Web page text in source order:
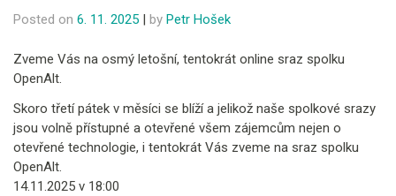
Posted on 6. 11. 2025 by Petr Hošek
Zveme Vás na osmý letošní, tentokrát online sraz spolku
OpenAlt.
Skoro třetí pátek v měsíci se blíží a jelikož naše spolkové srazy
jsou volně přístupné a otevřené všem zájemcům nejen o
otevřené technologie, i tentokrát Vás zveme na sraz spolku
OpenAlt.
14.11.2025 v 18:00